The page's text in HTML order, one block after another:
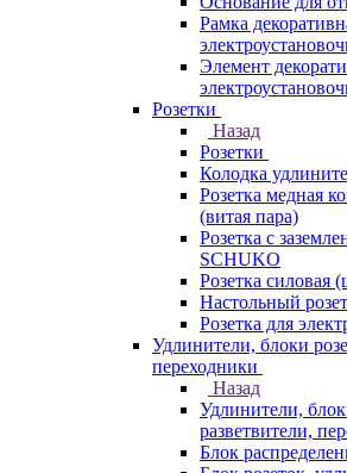
Рамка
Элемент
Розетки
Назад
Розетки
Колодка
Розетка медная
(витая пара)
Розетка с
SCHUKO
Розетка силовая
Настольный
Розетка для
Удлинители, блоки
переходники
Назад
Удлинители,
разветвители,
Блок